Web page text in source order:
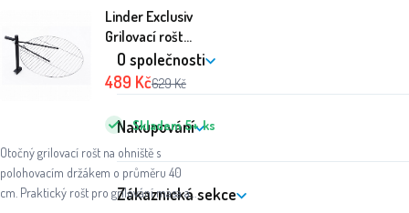
Linder Exclusiv
Grilovací rošt
MC4103 40 cm
Otočný grilovací rošt na ohniště s
polohovacím držákem o průměru 40
cm. Praktický rošt pro grilování masa a
Skladem 5+ ks
489 Kč629Kč
O společnosti
Nakupování
Zákaznická sekce